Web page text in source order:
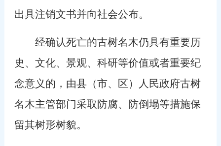
出具注销文书并向社会公布。
经确认死亡的古树名木仍具有重要历
史、文化、景观、科研等价值或者重要纪
念意义的，由县（市、区）人民政府古树
名木主管部门采取防腐、防倒塌等措施保
留其树形树貌。